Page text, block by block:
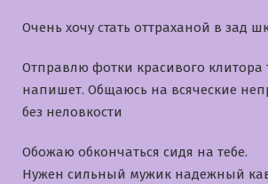
Очень хочу стать оттраханой в зад
Отправлю фотки красивого клитора
напишет. Общаюсь на всяческие
без неловкости
Обожаю обкончаться сидя на тебе.
Нужен сильный мужик надежный